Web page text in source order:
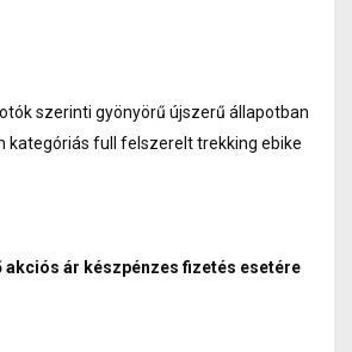
szerinti gyönyörű újszerű állapotban
kategóriás full felszerelt trekking ebike
akciós ár készpénzes fizetés esetére